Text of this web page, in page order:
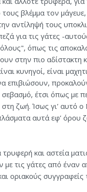
τους βλέμμα τον
αντίληψή τους
για τις γάτες -
όπως τις
στην πιο αδίστακτη
κυνηγοί, είναι
επιβιώσουν,
έτσι όπως με
ζωή. Ίσως γι’ αυτό
αυτά εφ’ όρου
και αστεία
τις γάτες από έναν
οριακούς συγγραφείς